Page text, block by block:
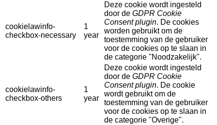
cookielawinfo-
checkbox-necessary
1
year
Deze cookie wordt ingesteld
door de GDPR Cookie
Consent plugin. De cookies
worden gebruikt om de
toestemming van de gebruiker
voor de cookies op te slaan in
de categorie "Noodzakelijk".
cookielawinfo-
checkbox-others
1
year
Deze cookie wordt ingesteld
door de GDPR Cookie
Consent plugin. De cookie
wordt gebruikt om de
toestemming van de gebruiker
voor de cookies op te slaan in
de categorie "Overige".